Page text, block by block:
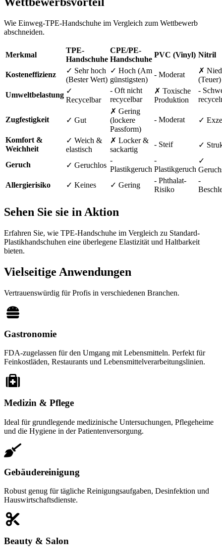
Wie Einweg-TPE-Handschuhe im Vergleich zum Wettbewerb
abschneiden.
Merkmal
TPE-
Handschuhe
CPE/PE-
Handschuhe
PVC (Vinyl) Nitril
Kosteneffizienz
✓ Sehr hoch
(Bester Wert)
✓ Hoch (Am
günstigsten)
- Moderat
✗
(Teuer)
Umweltbelastung ✓
Recycelbar
- Oft nicht
recycelbar
✗ Toxische
Produktion
-
Zugfestigkeit ✓ Gut
✗ Gering
(lockere
Passform)
- Moderat ✓
Komfort &
Weichheit
✓ Weich &
elastisch
✗ Locker &
sackartig
- Steif ✓
Geruch ✓ Geruchlos
-
Plastikgeruch
-
Plastikgeruch
✓
Allergierisiko
✓ Keines ✓ Gering
- Phthalat-
Risiko
-
Sehen Sie sie in Aktion
Erfahren Sie, wie TPE-Handschuhe im Vergleich zu Standard-
Plastikhandschuhen eine überlegene Elastizität und Haltbarkeit
bieten.
Vielseitige Anwendungen
Vertrauenswürdig für Profis in verschiedenen Branchen.
Gastronomie
FDA-zugelassen für den Umgang mit Lebensmitteln. Perfekt für
Feinkostläden, Restaurants und Lebensmittelverarbeitungslinien.
Medizin & Pflege
Ideal für grundlegende medizinische Untersuchungen, Pflegeheime
und die Hygiene in der Patientenversorgung.
Gebäudereinigung
Robust genug für tägliche Reinigungsaufgaben, Desinfektion und
Hauswirtschaftsdienste.
Beauty & Salon